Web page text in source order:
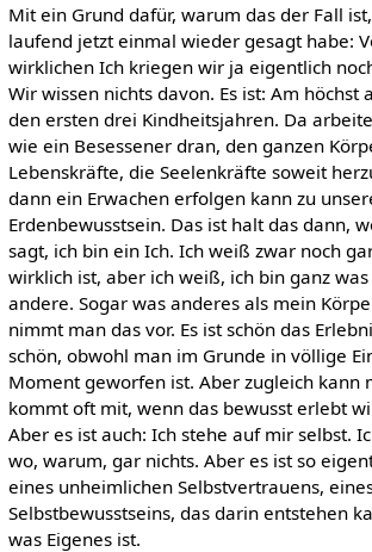
Mit ein Grund dafür, warum das der Fall
laufend jetzt einmal wieder gesagt habe:
wirklichen Ich kriegen wir ja eigentlich
Wir wissen nichts davon. Es ist: Am höchst
den ersten drei Kindheitsjahren. Da
wie ein Besessener dran, den ganzen
Lebenskräfte, die Seelenkräfte soweit
dann ein Erwachen erfolgen kann zu
Erdenbewusstsein. Das ist halt das dann,
sagt, ich bin ein Ich. Ich weiß zwar noch
wirklich ist, aber ich weiß, ich bin ganz
andere. Sogar was anderes als mein
nimmt man das vor. Es ist schön das
schön, obwohl man im Grunde in völlige
Moment geworfen ist. Aber zugleich kann
kommt oft mit, wenn das bewusst erlebt
Aber es ist auch: Ich stehe auf mir selbst.
wo, warum, gar nichts. Aber es ist so
eines unheimlichen Selbstvertrauens,
Selbstbewusstseins, das darin entstehen
was Eigenes ist.